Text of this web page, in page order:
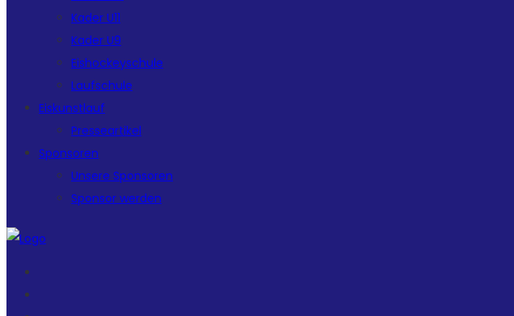
Kader U11
Kader U9
Eishockeyschule
Laufschule
Eiskunstlauf
Presseartikel
Sponsoren
Unsere Sponsoren
Sponsor werden